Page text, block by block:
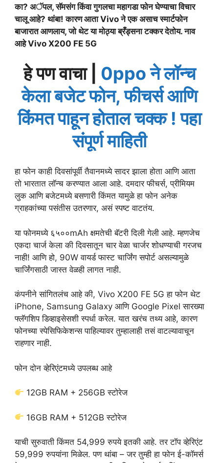
का? अॅपल, सॅमसंग किंवा गुगलचा महागडा फोन घेण्याचा विचार
चालू आहे? थांबा! कारण आता Vivo ने एक असाच स्मार्टफोन
बाजारात आणलाय, जो थेट या मोठ्या ब्रँड्सना टक्कर देतोय. नाव
आहे Vivo X200 FE 5G
हे पण वाचा | 0ppo ने लॉन्च
केला बजेट फोन, फीचर्स आणि
किंमत पाहून होताल चक्क ! पहा
संपूर्ण माहिती
हा फोन काही दिवसांपूर्वी तैवानमध्ये सादर झाला होता आणि आता
तो भारतात लॉन्च करण्यात आला आहे. दमदार फीचर्स, प्रीमियम
लुक आणि बजेटमध्ये बसणारी किंमत यामुळे हा फोन अनेक
ग्राहकांच्या पसंतीस उतरणार, असं स्पष्ट वाटतंय.
या फोनमध्ये ६५००mAh क्षमतेची बॅटरी दिली गेली आहे. म्हणजेच
एकदा चार्ज केला की दिवसातून चार वेळा चार्जर शोधण्याची गरजच
नाही! आणि हो, 90W वायर्ड फास्ट चार्जिंग सपोर्ट असल्यामुळे
चार्जिंगसाठी जास्त वेळही लागत नाही.
कंपनीने सांगितलंच आहे की, Vivo X200 FE 5G हा फोन थेट
iPhone, Samsung Galaxy आणि Google Pixel सारख्या
फ्लॅगशिप डिव्हाइसेसशी स्पर्धा करेल. यात खरंच तथ्य आहे, कारण
फोनच्या स्पेसिफिकेशन्स पाहिल्यावर तुम्हालाही तसं वाटल्यावाचून
राहणार नाही.
फोन दोन व्हेरिएंटमध्ये उपलब्ध आहे
12GB RAM + 256GB स्टोरेज
16GB RAM + 512GB स्टोरेज
याची सुरुवाती किंमत 54,999 रुपये इतकी आहे. तर टॉप व्हेरिएंट
59,999 रुपयांना मिळेल. पण थांबा – जर तुम्ही हा फोन ई-कॉमर्स